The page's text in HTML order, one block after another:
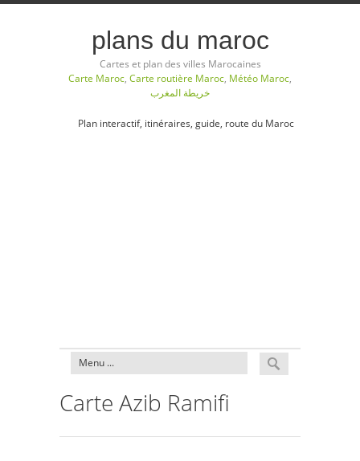
plans du maroc
Cartes et plan des villes Marocaines
Carte Maroc, Carte routière Maroc, Météo Maroc,
خريطة المغرب
Plan interactif, itinéraires, guide, route du Maroc
Carte Azib Ramifi